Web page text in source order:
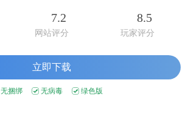
7.2
网站评分
8.5
玩家评分
立即下载
无捆绑 无病毒 绿色版